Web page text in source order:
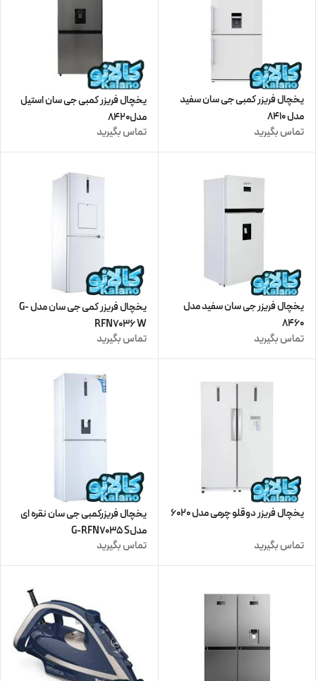
یخچال فریزر کمبی جی سان سفید
مدل 8410
تماس بگیرید
یخچال فریزر کمبی جی سان استیل
مدل8420
تماس بگیرید
یخچال فریزر جی سان سفید مدل
8460
تماس بگیرید
یخچال فریزر کمی جی سان مدل G-
RFN7036 W
تماس بگیرید
یخچال فریزر دوقلو چرمی مدل 6020
تماس بگیرید
یخچال فریزرکمبی جی سان نقره ای
مدلG-RFN7035 S
تماس بگیرید